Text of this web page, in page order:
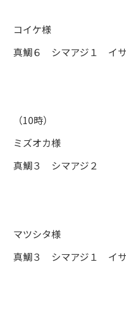
コイケ様
真鯛６ シマアジ１ イ
（10時）
ミズオカ様
真鯛３ シマアジ２
マツシタ様
真鯛３ シマアジ１ イ